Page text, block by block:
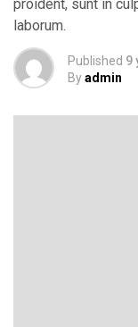
proident, sunt in
laborum.
Published 9
Byadmin